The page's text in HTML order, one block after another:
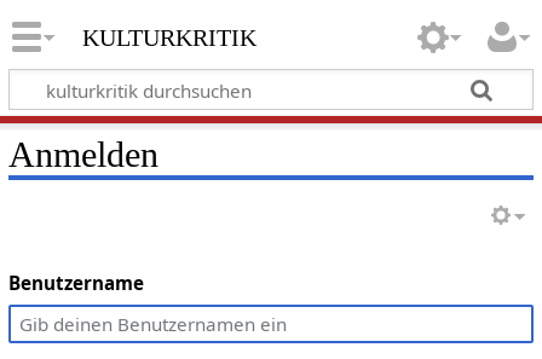
kulturkritik
Anmelden
Benutzername